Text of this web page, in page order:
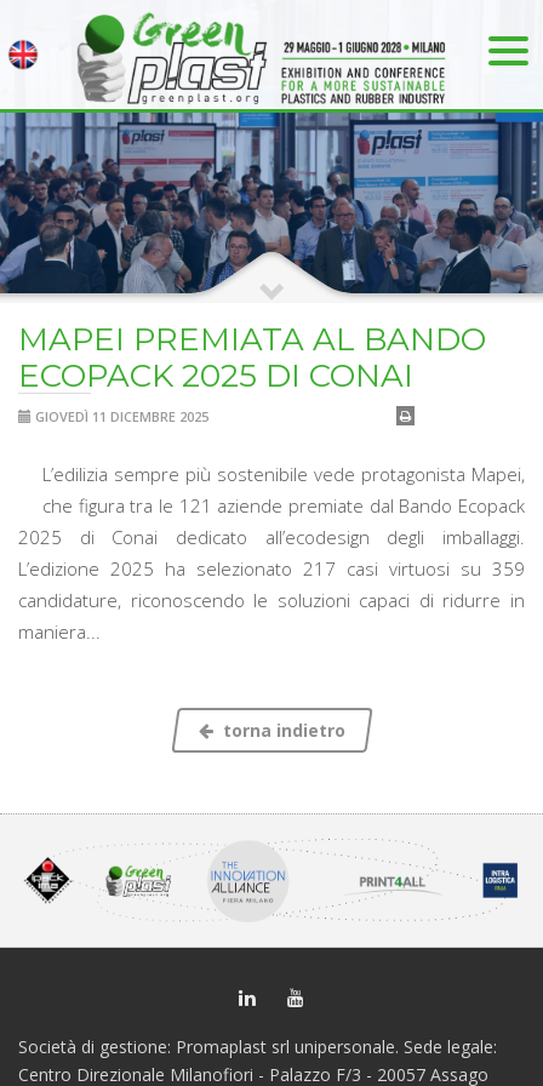
MAPEI PREMIATA AL BANDO
ECOPACK 2025 DI CONAI
GIOVEDÌ 11 DICEMBRE 2025
L’edilizia sempre più sostenibile vede protagonista Mapei,
che figura tra le 121 aziende premiate dal Bando Ecopack
2025 di Conai dedicato all’ecodesign degli imballaggi.
L’edizione 2025 ha selezionato 217 casi virtuosi su 359
candidature, riconoscendo le soluzioni capaci di ridurre in
maniera...
torna indietro
Società di gestione: Promaplast srl unipersonale. Sede legale:
Centro Direzionale Milanofiori - Palazzo F/3 - 20057 Assago